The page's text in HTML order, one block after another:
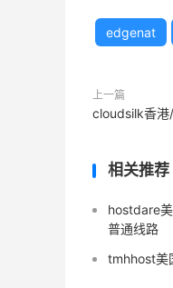
edgenat
上一篇
cloudsilk香港
相关推荐
hostdare
普通线路
tmhhost美